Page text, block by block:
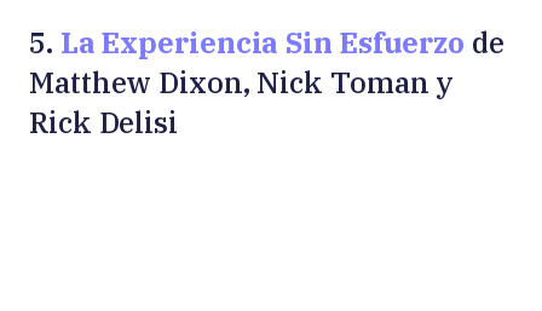
5. La Experiencia Sin Esfuerzo de
Matthew Dixon, Nick Toman y
Rick Delisi